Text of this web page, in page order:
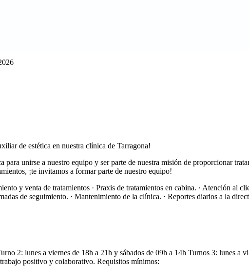
de estética en nuestra clínica de Tarragona!
para unirse a nuestro equipo y ser parte de nuestra misión de proporcionar
¡te invitamos a formar parte de nuestro equipo!
y venta de tratamientos · Praxis de tratamientos en cabina. · Atención al
de seguimiento. · Mantenimiento de la clínica. · Reportes diarios a la
2: lunes a viernes de 18h a 21h y sábados de 09h a 14h Turnos 3: lunes a
positivo y colaborativo. Requisitos mínimos: